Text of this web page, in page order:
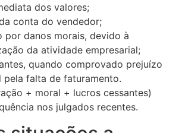
dos valores;
conta do vendedor;
por danos morais, devido à
da atividade empresarial;
quando comprovado prejuízo
pela falta de faturamento.
+ moral + lucros cessantes)
nos julgados recentes.